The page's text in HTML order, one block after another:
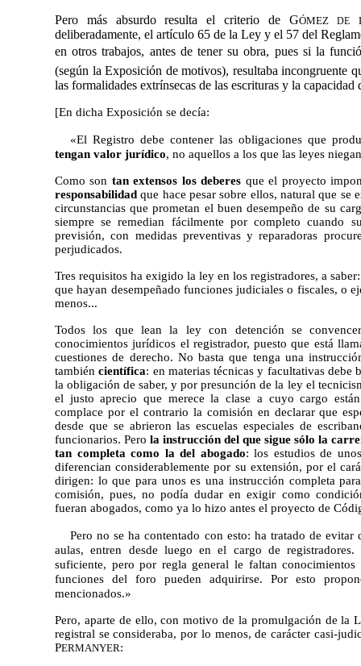
Pero más absurdo resulta el criterio de GÓMEZ DE
deliberadamente, el artículo 65 de la Ley y el 57 del
en otros trabajos, antes de tener su obra, pues si la
(según la Exposición de motivos), resultaba incongruente
las formalidades extrínsecas de las escrituras y la capacidad
[En dicha Exposición se decía:
«El Registro debe contener las obligaciones que
tengan valor jurídico, no aquellos a los que las leyes
Como son tan extensos los deberes que el proyecto
responsabilidad que hace pesar sobre ellos, natural que se
circunstancias que prometan el buen desempeño de su
siempre se remedian fácilmente por completo cuando
previsión, con medidas preventivas y reparadoras
perjudicados.
Tres requisitos ha exigido la ley en los registradores, a
que hayan desempeñado funciones judiciales o fiscales, o
menos...
Todos los que lean la ley con detención se
conocimientos jurídicos el registrador, puesto que está
cuestiones de derecho. No basta que tenga una
tambiéncientífica: en materias técnicas y facultativas debe
la obligación de saber, y por presunción de la ley el
el justo aprecio que merece la clase a cuyo cargo
complace por el contrario la comisión en declarar que
desde que se abrieron las escuelas especiales de
funcionarios. Pero la instrucción del que sigue sólo la
tan completa como la del abogado: los estudios de
diferencian considerablemente por su extensión, por el
dirigen: lo que para unos es una instrucción completa
comisión, pues, no podía dudar en exigir como
fueran abogados, como ya lo hizo antes el proyecto de
Pero no se ha contentado con esto: ha tratado de
aulas, entren desde luego en el cargo de
suficiente, pero por regla general le faltan
funciones del foro pueden adquirirse. Por esto
mencionados.»
Pero, aparte de ello, con motivo de la promulgación de la
registral se consideraba, por lo menos, de carácter casi-
PERMANYER: